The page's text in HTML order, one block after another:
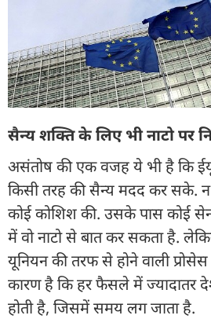
सैन्य शक्ति के लिए भी नाटो पर
असंतोष की एक वजह ये भी है कि ईयू
किसी तरह की सैन्य मदद कर सके.
कोई कोशिश की. उसके पास कोई
में वो नाटो से बात कर सकता है.
यूनियन की तरफ से होने वाली
कारण है कि हर फैसले में ज्यादातर
होती है, जिसमें समय लग जाता है.